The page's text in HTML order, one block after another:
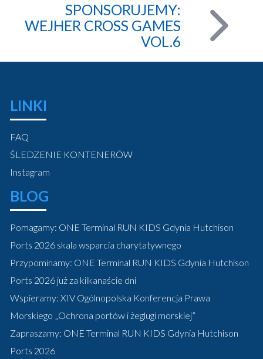
SPONSORUJEMY:
WEJHER CROSS GAMES
VOL.6
LINKI
FAQ
ŚLEDZENIE KONTENERÓW
Instagram
BLOG
Pomagamy: ONE Terminal RUN KIDS Gdynia Hutchison
Ports 2026 skala wsparcia charytatywnego
Przypominamy: ONE Terminal RUN KIDS Gdynia Hutchison
Ports 2026 już za kilkanaście dni
Wspieramy: XIV Ogólnopolska Konferencja Prawa
Morskiego „Ochrona portów i żeglugi morskiej”
Zapraszamy: ONE Terminal RUN KIDS Gdynia Hutchison
Ports 2026